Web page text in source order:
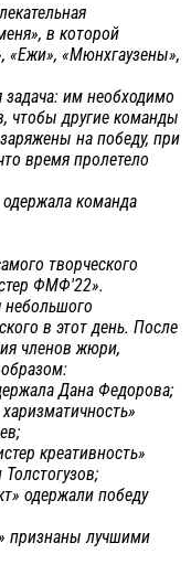
в которой
«Ежи», «Мюнхгаузены»,
им необходимо
чтобы другие команды
на победу, при
время пролетело
команда
творческого
ФМФ'22».
в этот день. После
членов жюри,
Дана Федорова;
креативность»
одержали победу
признаны лучшими